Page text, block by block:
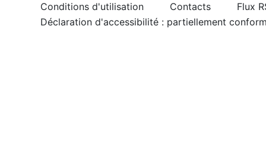
Conditions d'utilisation Contacts
Flux
Déclaration d'accessibilité : partiellement